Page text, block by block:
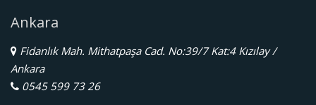
Ankara
Fidanlık Mah. Mithatpaşa Cad. No:39/7 Kat:4 Kızılay /
Ankara
0545 599 73 26